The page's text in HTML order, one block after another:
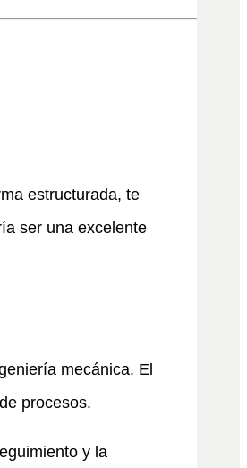
estructurada, te
ser una excelente
mecánica. El
procesos.
y la